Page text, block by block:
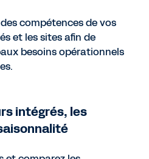
compétences de vos
et les sites afin de
besoins opérationnels
intégrés, les